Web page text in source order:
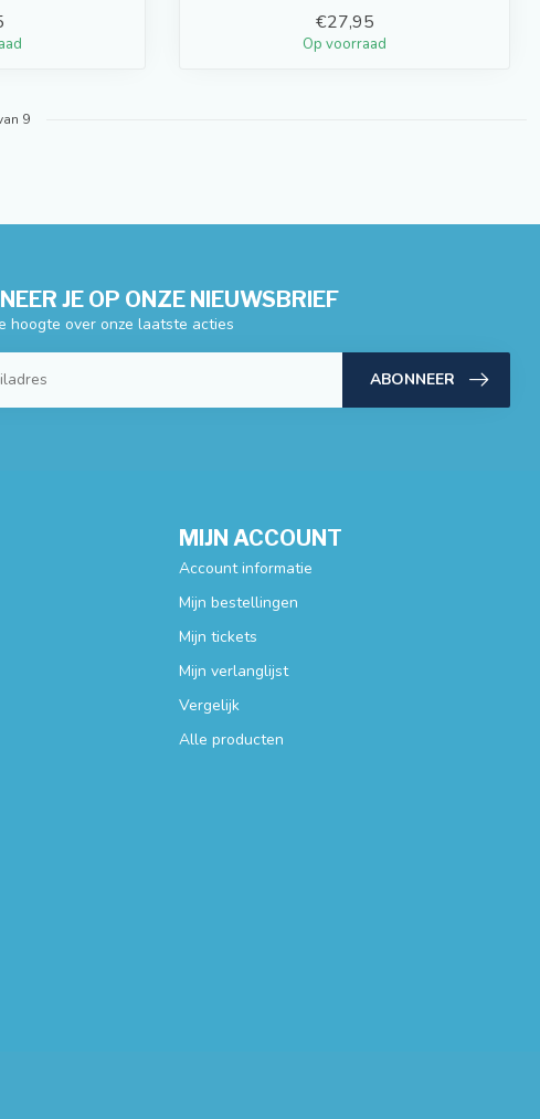
€27,95
Op voorraad
9
JE OP ONZE NIEUWSBRIEF
hoogte over onze laatste acties
ABONNEER
MIJN ACCOUNT
Account informatie
Mijn bestellingen
Mijn tickets
Mijn verlanglijst
Vergelijk
Alle producten